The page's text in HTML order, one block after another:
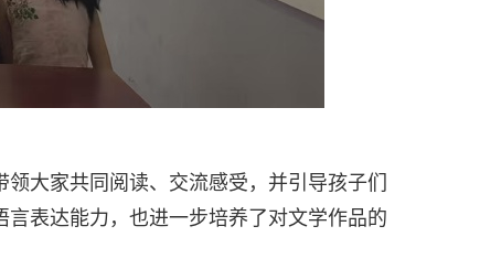
大家共同阅读、交流感受，并引导孩子们
表达能力，也进一步培养了对文学作品的